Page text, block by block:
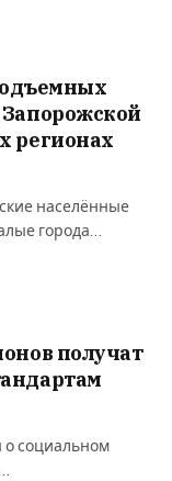
регионах
населённые
города…
получат
о социальном